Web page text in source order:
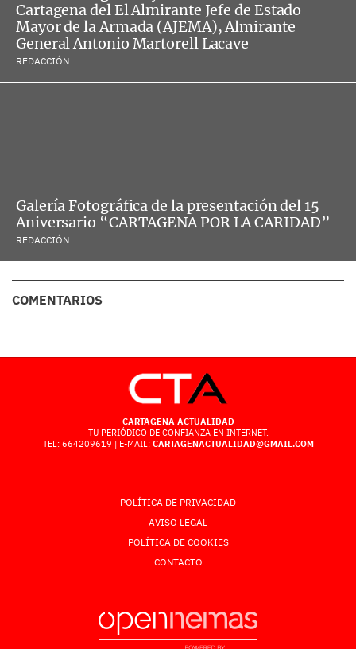
Cartagena del El Almirante Jefe de Estado
Mayor de la Armada (AJEMA), Almirante
General Antonio Martorell Lacave
REDACCIÓN
Galería Fotográfica de la presentación del 15
Aniversario “CARTAGENA POR LA CARIDAD”
REDACCIÓN
COMENTARIOS
CARTAGENA ACTUALIDAD
TU PERIÓDICO DE CONFIANZA EN INTERNET.
TEL: 664209619 | E-MAIL: CARTAGENACTUALIDAD@GMAIL.COM
POLÍTICA DE PRIVACIDAD
AVISO LEGAL
POLÍTICA DE COOKIES
CONTACTO